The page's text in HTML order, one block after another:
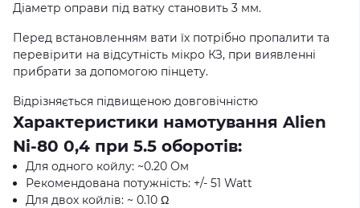
Діаметр оправи під ватку становить 3 мм.
Перед встановленням вати їх потрібно пропалити та
перевірити на відсутність мікро КЗ, при виявленні
прибрати за допомогою пінцету.
Відрізняється підвищеною довговічністю
Характеристики намотування Alien
Ni-80 0,4 при 5.5 оборотів:
Для одного койлу: ~0.20 Ом
Рекомендована потужність: +/- 51 Watt
Для двох койлів: ~ 0.10 Ω